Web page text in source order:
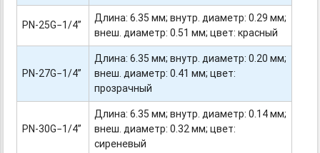
PN-25G−1/4”
Длина: 6.35 мм; внутр. диаметр: 0.29 мм;
внеш. диаметр: 0.51 мм; цвет: красный
PN-27G−1/4”
Длина: 6.35 мм; внутр. диаметр: 0.20 мм;
внеш. диаметр: 0.41 мм; цвет:
прозрачный
PN-30G−1/4”
Длина: 6.35 мм; внутр. диаметр: 0.14 мм;
внеш. диаметр: 0.32 мм; цвет:
сиреневый